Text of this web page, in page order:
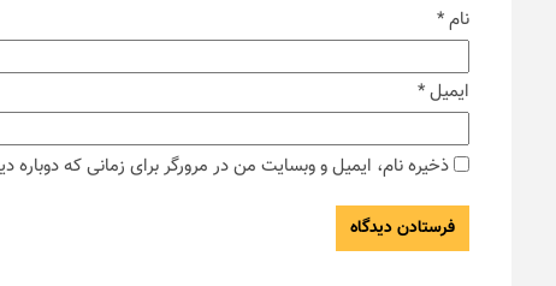
نام*
ایمیل*
ذخیره نام، ایمیل و وبسایت من در مرورگر برای زمانی که